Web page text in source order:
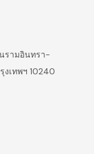
รามอินทรา-
เทพฯ 10240